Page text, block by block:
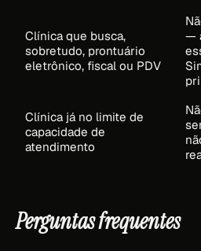
Clínica que busca,
sobretudo, prontuário
eletrônico, fiscal ou PDV
—
Clínica já no limite de
capacidade de
atendimento
Perguntas frequentes